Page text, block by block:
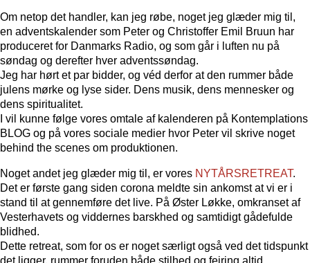
Om netop det handler, kan jeg røbe, noget jeg glæder mig til,
en adventskalender som Peter og Christoffer Emil Bruun har
produceret for Danmarks Radio, og som går i luften nu på
søndag og derefter hver adventssøndag.
Jeg har hørt et par bidder, og véd derfor at den rummer både
julens mørke og lyse sider. Dens musik, dens mennesker og
dens spiritualitet.
I vil kunne følge vores omtale af kalenderen på Kontemplations
BLOG og på vores sociale medier hvor Peter vil skrive noget
behind the scenes om produktionen.
Noget andet jeg glæder mig til, er vores NYTÅRSRETREAT.
Det er første gang siden corona meldte sin ankomst at vi er i
stand til at gennemføre det live. På Øster Løkke, omkranset af
Vesterhavets og viddernes barskhed og samtidigt gådefulde
blidhed.
Dette retreat, som for os er noget særligt også ved det tidspunkt
det ligger, rummer foruden både stilhed og fejring altid